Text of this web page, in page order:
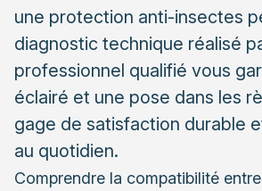
une protection anti-insectes
diagnostic technique réalisé
professionnel qualifié vous
éclairé et une pose dans les
gage de satisfaction durable
au quotidien.
Comprendre la compatibilité
indépendants
Les systèmes manuels pour plus
Conseils pour bien choisir et
L’importance de la prise de
professionnelle
Le choix du professionnel pour